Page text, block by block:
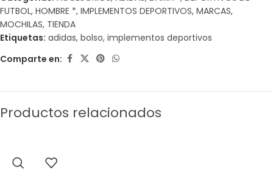
FUTBOL, HOMBRE *, IMPLEMENTOS DEPORTIVOS, MARCAS,
MOCHILAS, TIENDA
Etiquetas: adidas, bolso, implementos deportivos
Comparte en:
Productos relacionados